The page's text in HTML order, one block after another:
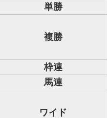
単勝
複勝
枠連
馬連
ワイド